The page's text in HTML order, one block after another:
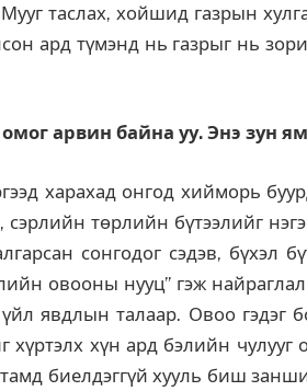
таслах, хойшид газрын
ард түмэнд нь газрыг нь
арвин байна уу. Энэ зун
харахад онгод хийморь
төрлийн бүтээлийг
сонгодог сэдэв, бүхэл
овооны нууц” гэж
явдлын талаар. Овоо гэдэг
хүртэлх хүн ард бэлийн
биелдэггүй хууль биш